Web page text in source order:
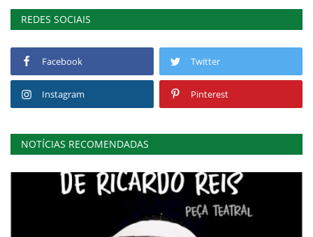
REDES SOCIAIS
Facebook Twitter
Instagram Pinterest
NOTÍCIAS RECOMENDADAS